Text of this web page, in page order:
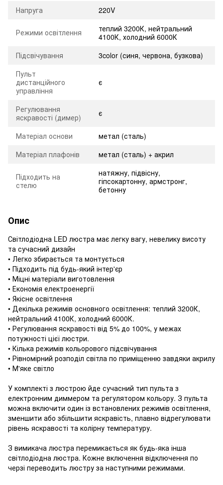
Напруга
220V
Режими освітлення
теплий 3200К, нейтральний
4100К, холодний 6000К
Підсвічування
3color (синя, червона, бузкова)
Пульт
дистанційного
управління
є
Регулювання
яскравості (димер)
є
Матеріал основи
метал (сталь)
Матеріал плафонів
метал (сталь) + акрил
Підходить на
стелю
натяжну, підвісну,
гіпсокартонну, армстронг,
бетонну
Опис
Світлодіодна LED люстра має легку вагу, невелику висоту
та сучасний дизайн
• Легко збирається та монтується
• Підходить під будь-який інтер'єр
• Міцні матеріали виготовлення
• Економія електроенергії
• Якісне освітлення
• Декілька режимів основного освітлення: теплий 3200К,
нейтральний 4100К, холодний 6000К.
• Регулювання яскравості від 5% до 100%, у межах
потужності цієї люстри.
• Кілька режимів кольорового підсвічування
• Рівномірний розподіл світла по приміщенню завдяки акрилу
• М'яке світло
У комплекті з люстрою йде сучасний тип пульта з
електронним диммером та регулятором кольору. З пульта
можна включити один із встановлених режимів освітлення,
зменшити або збільшити яскравість, плавно відрегулювати
рівень яскравості та колірну температуру.
З вимикача люстра перемикається як будь-яка інша
світлодіодна люстра. Кожне включення відключення по
черзі переводить люстру за наступними режимами.